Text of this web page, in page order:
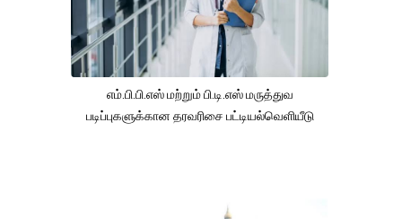
எம்.பி.பி.எஸ் மற்றும் பி.டி.எஸ் மருத்துவ
படிப்புகளுக்கான தரவரிசை பட்டியல்வெளியீடு